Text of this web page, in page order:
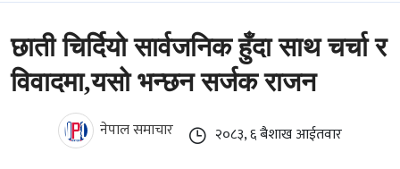
छाती चिर्दियो सार्वजनिक हुँदा साथ चर्चा र
विवादमा,यसो भन्छन सर्जक राजन
नेपाल समाचार २०८३, ६ बैशाख आईतवार